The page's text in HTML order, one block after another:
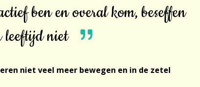
ben en overal kom, beseffen
leeftijd niet
niet veel meer bewegen en in de zetel